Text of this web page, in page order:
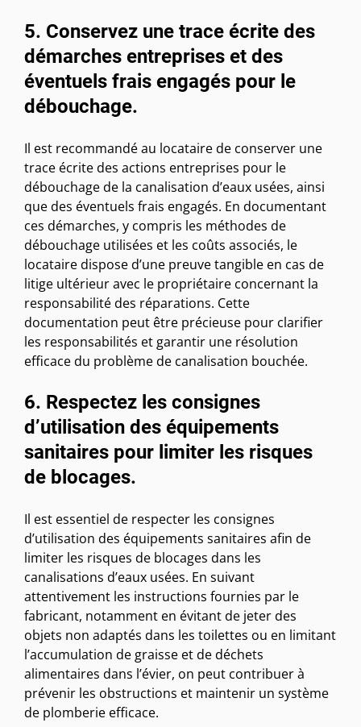
5. Conservez une trace écrite des
démarches entreprises et des
éventuels frais engagés pour le
débouchage.
Il est recommandé au locataire de conserver une
trace écrite des actions entreprises pour le
débouchage de la canalisation d’eaux usées, ainsi
que des éventuels frais engagés. En documentant
ces démarches, y compris les méthodes de
débouchage utilisées et les coûts associés, le
locataire dispose d’une preuve tangible en cas de
litige ultérieur avec le propriétaire concernant la
responsabilité des réparations. Cette
documentation peut être précieuse pour clarifier
les responsabilités et garantir une résolution
efficace du problème de canalisation bouchée.
6. Respectez les consignes
d’utilisation des équipements
sanitaires pour limiter les risques
de blocages.
Il est essentiel de respecter les consignes
d’utilisation des équipements sanitaires afin de
limiter les risques de blocages dans les
canalisations d’eaux usées. En suivant
attentivement les instructions fournies par le
fabricant, notamment en évitant de jeter des
objets non adaptés dans les toilettes ou en limitant
l’accumulation de graisse et de déchets
alimentaires dans l’évier, on peut contribuer à
prévenir les obstructions et maintenir un système
de plomberie efficace.